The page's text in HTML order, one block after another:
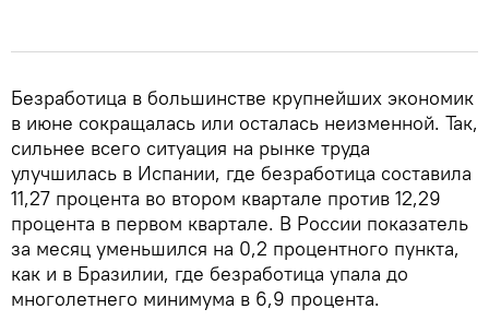
Безработица в большинстве крупнейших экономик
в июне сокращалась или осталась неизменной. Так,
сильнее всего ситуация на рынке труда
улучшилась в Испании, где безработица составила
11,27 процента во втором квартале против 12,29
процента в первом квартале. В России показатель
за месяц уменьшился на 0,2 процентного пункта,
как и в Бразилии, где безработица упала до
многолетнего минимума в 6,9 процента.